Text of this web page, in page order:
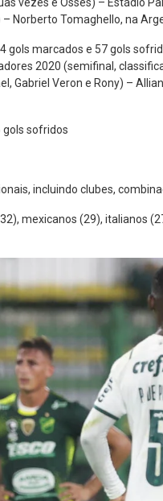
Tomaghello, na
gols marcados e 57 gols
2020 (semifinal,
Gabriel Veron e Rony) –
gols sofridos
incluindo clubes,
mexicanos (29), italianos